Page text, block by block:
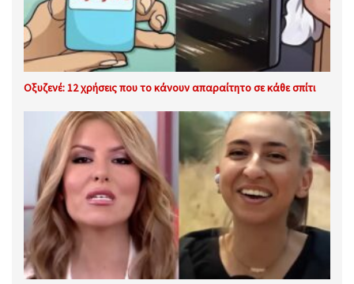
Οξυζενέ: 12 χρήσεις που το κάνουν απαραίτητο σε κάθε σπίτι